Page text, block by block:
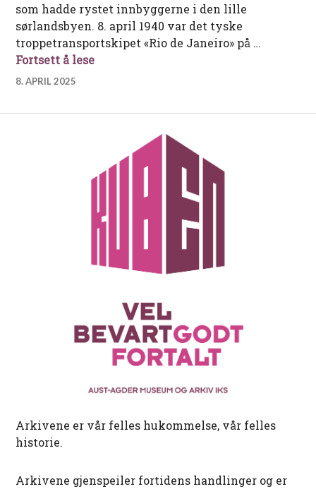
som hadde rystet innbyggerne i den lille
sørlandsbyen. 8. april 1940 var det tyske
troppetransportskipet «Rio de Janeiro» på …
Fortsett å lese«Orzeł» – Ørnen fra Polen som senket
8. APRIL 2025
Arkivene er vår felles hukommelse, vår felles
historie.
Arkivene gjenspeiler fortidens handlinger og er